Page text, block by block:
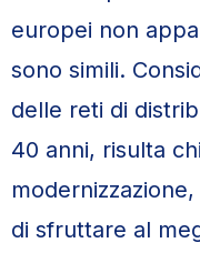
europei non
sono simili.
delle reti di
40 anni, risulta
di sfruttare al